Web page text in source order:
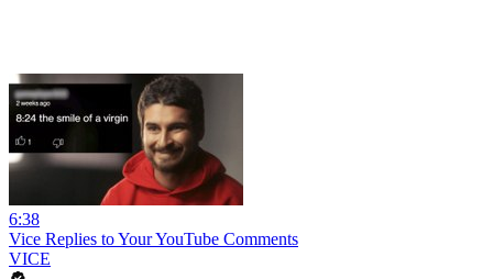
6:38
Vice Replies to Your YouTube Comments
VICE